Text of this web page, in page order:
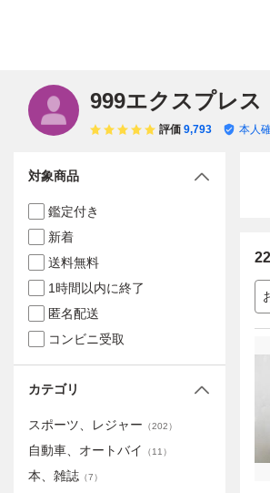
999エクスプレス
評価 9,793 本人
対象商品
鑑定付き
新着
送料無料
1時間以内に終了
匿名配送
コンビニ受取
カテゴリ
スポーツ、レジャー （202）
自動車、オートバイ （11 ）
本、雑誌 （7）